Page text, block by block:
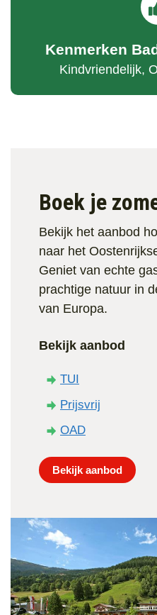
Kenmerken
Kindvriendelijk,
Boek je
Bekijk het aanbod
naar het
Geniet van echte
prachtige natuur in
van Europa.
Bekijk aanbod
TUI
Prijsvrij
OAD
Bekijk aanbod